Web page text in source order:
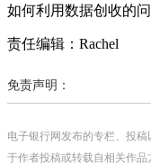
如何利用数据创收的问
责任编辑：Rachel
免责声明：
电子银行网发布的专栏、投
于作者投稿或转载自相关作